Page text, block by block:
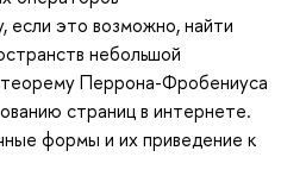
если это возможно, найти
небольшой
Перрона-Фробениуса
страниц в интернете.
формы и их приведение к